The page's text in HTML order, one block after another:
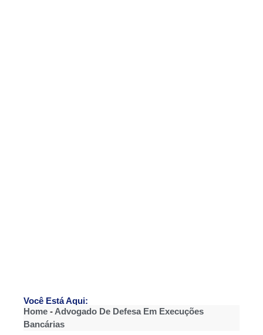
Você Está Aqui:
Home - Advogado De Defesa Em Execuções
Bancárias